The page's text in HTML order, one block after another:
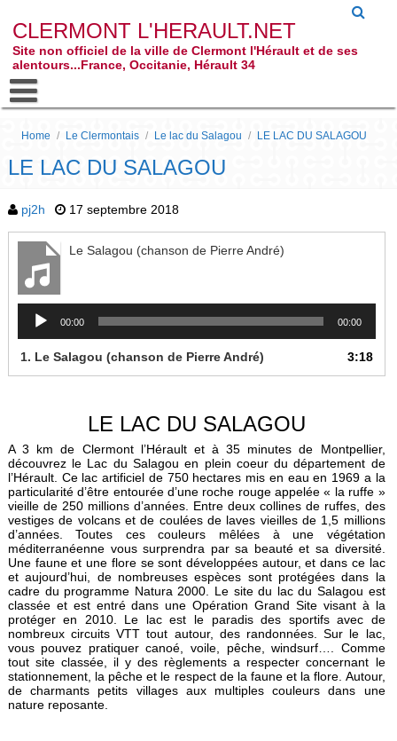
CLERMONT L'HERAULT.NET
Site non officiel de la ville de Clermont l'Hérault et de ses
alentours...France, Occitanie, Hérault 34
Home / Le Clermontais / Le lac du Salagou / LE LAC DU SALAGOU
LE LAC DU SALAGOU
pj2h 17 septembre 2018
Le Salagou (chanson de Pierre André)
Lecteur
audio
00:00 00:00
1. Le Salagou (chanson de Pierre André) 3:18
LE LAC DU SALAGOU
A 3 km de Clermont l’Hérault et à 35 minutes de Montpellier,
découvrez le Lac du Salagou en plein coeur du département de
l’Hérault. Ce lac artificiel de 750 hectares mis en eau en 1969 a la
particularité d’être entourée d’une roche rouge appelée « la ruffe »
vieille de 250 millions d’années. Entre deux collines de ruffes, des
vestiges de volcans et de coulées de laves vieilles de 1,5 millions
d’années. Toutes ces couleurs mêlées à une végétation
méditerranéenne vous surprendra par sa beauté et sa diversité.
Une faune et une flore se sont développées autour, et dans ce lac
et aujourd’hui, de nombreuses espèces sont protégées dans la
cadre du programme Natura 2000. Le site du lac du Salagou est
classée et est entré dans une Opération Grand Site visant à la
protéger en 2010. Le lac est le paradis des sportifs avec de
nombreux circuits VTT tout autour, des randonnées. Sur le lac,
vous pouvez pratiquer canoé, voile, pêche, windsurf…. Comme
tout site classée, il y des règlements a respecter concernant le
stationnement, la pêche et le respect de la faune et la flore. Autour,
de charmants petits villages aux multiples couleurs dans une
nature reposante.